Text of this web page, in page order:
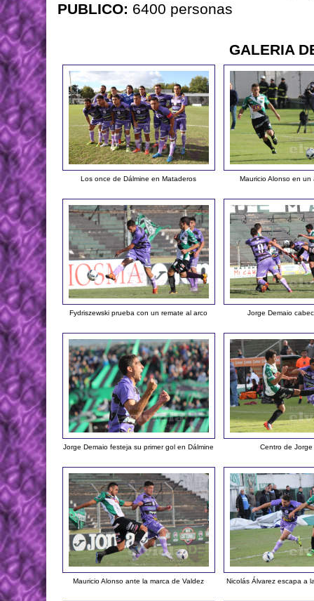
PUBLICO: 6400 personas
GALERIA
Los once de Dálmine en Mataderos Mauricio Alonso en un
Fydriszewski prueba con un remate al arco Jorge Demaio
Jorge Demaio festeja su primer gol en Dálmine Centro de
Mauricio Alonso ante la marca de Valdez Nicolás Álvarez escapa a